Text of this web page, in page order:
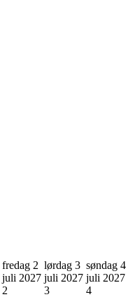
fredag 2
juli 2027
2
lørdag 3
juli 2027
3
søndag 4
juli 2027
4